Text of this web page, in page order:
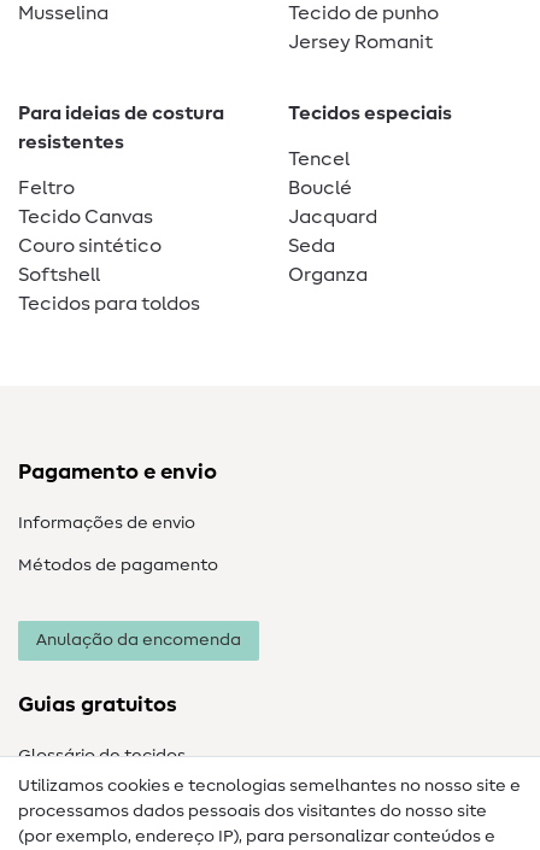
Musselina
Tecido de punho
Jersey Romanit
Para ideias de costura
resistentes
Feltro
Tecido Canvas
Couro sintético
Softshell
Tecidos para toldos
Tecidos especiais
Tencel
Bouclé
Jacquard
Seda
Organza
Pagamento e envio
Informações de envio
Métodos de pagamento
Anulação da encomenda
Guias gratuitos
Glossário de tecidos
Guias de costura
Utilizamos cookies e tecnologias semelhantes no nosso site e
processamos dados pessoais dos visitantes do nosso site
(por exemplo, endereço IP), para personalizar conteúdos e